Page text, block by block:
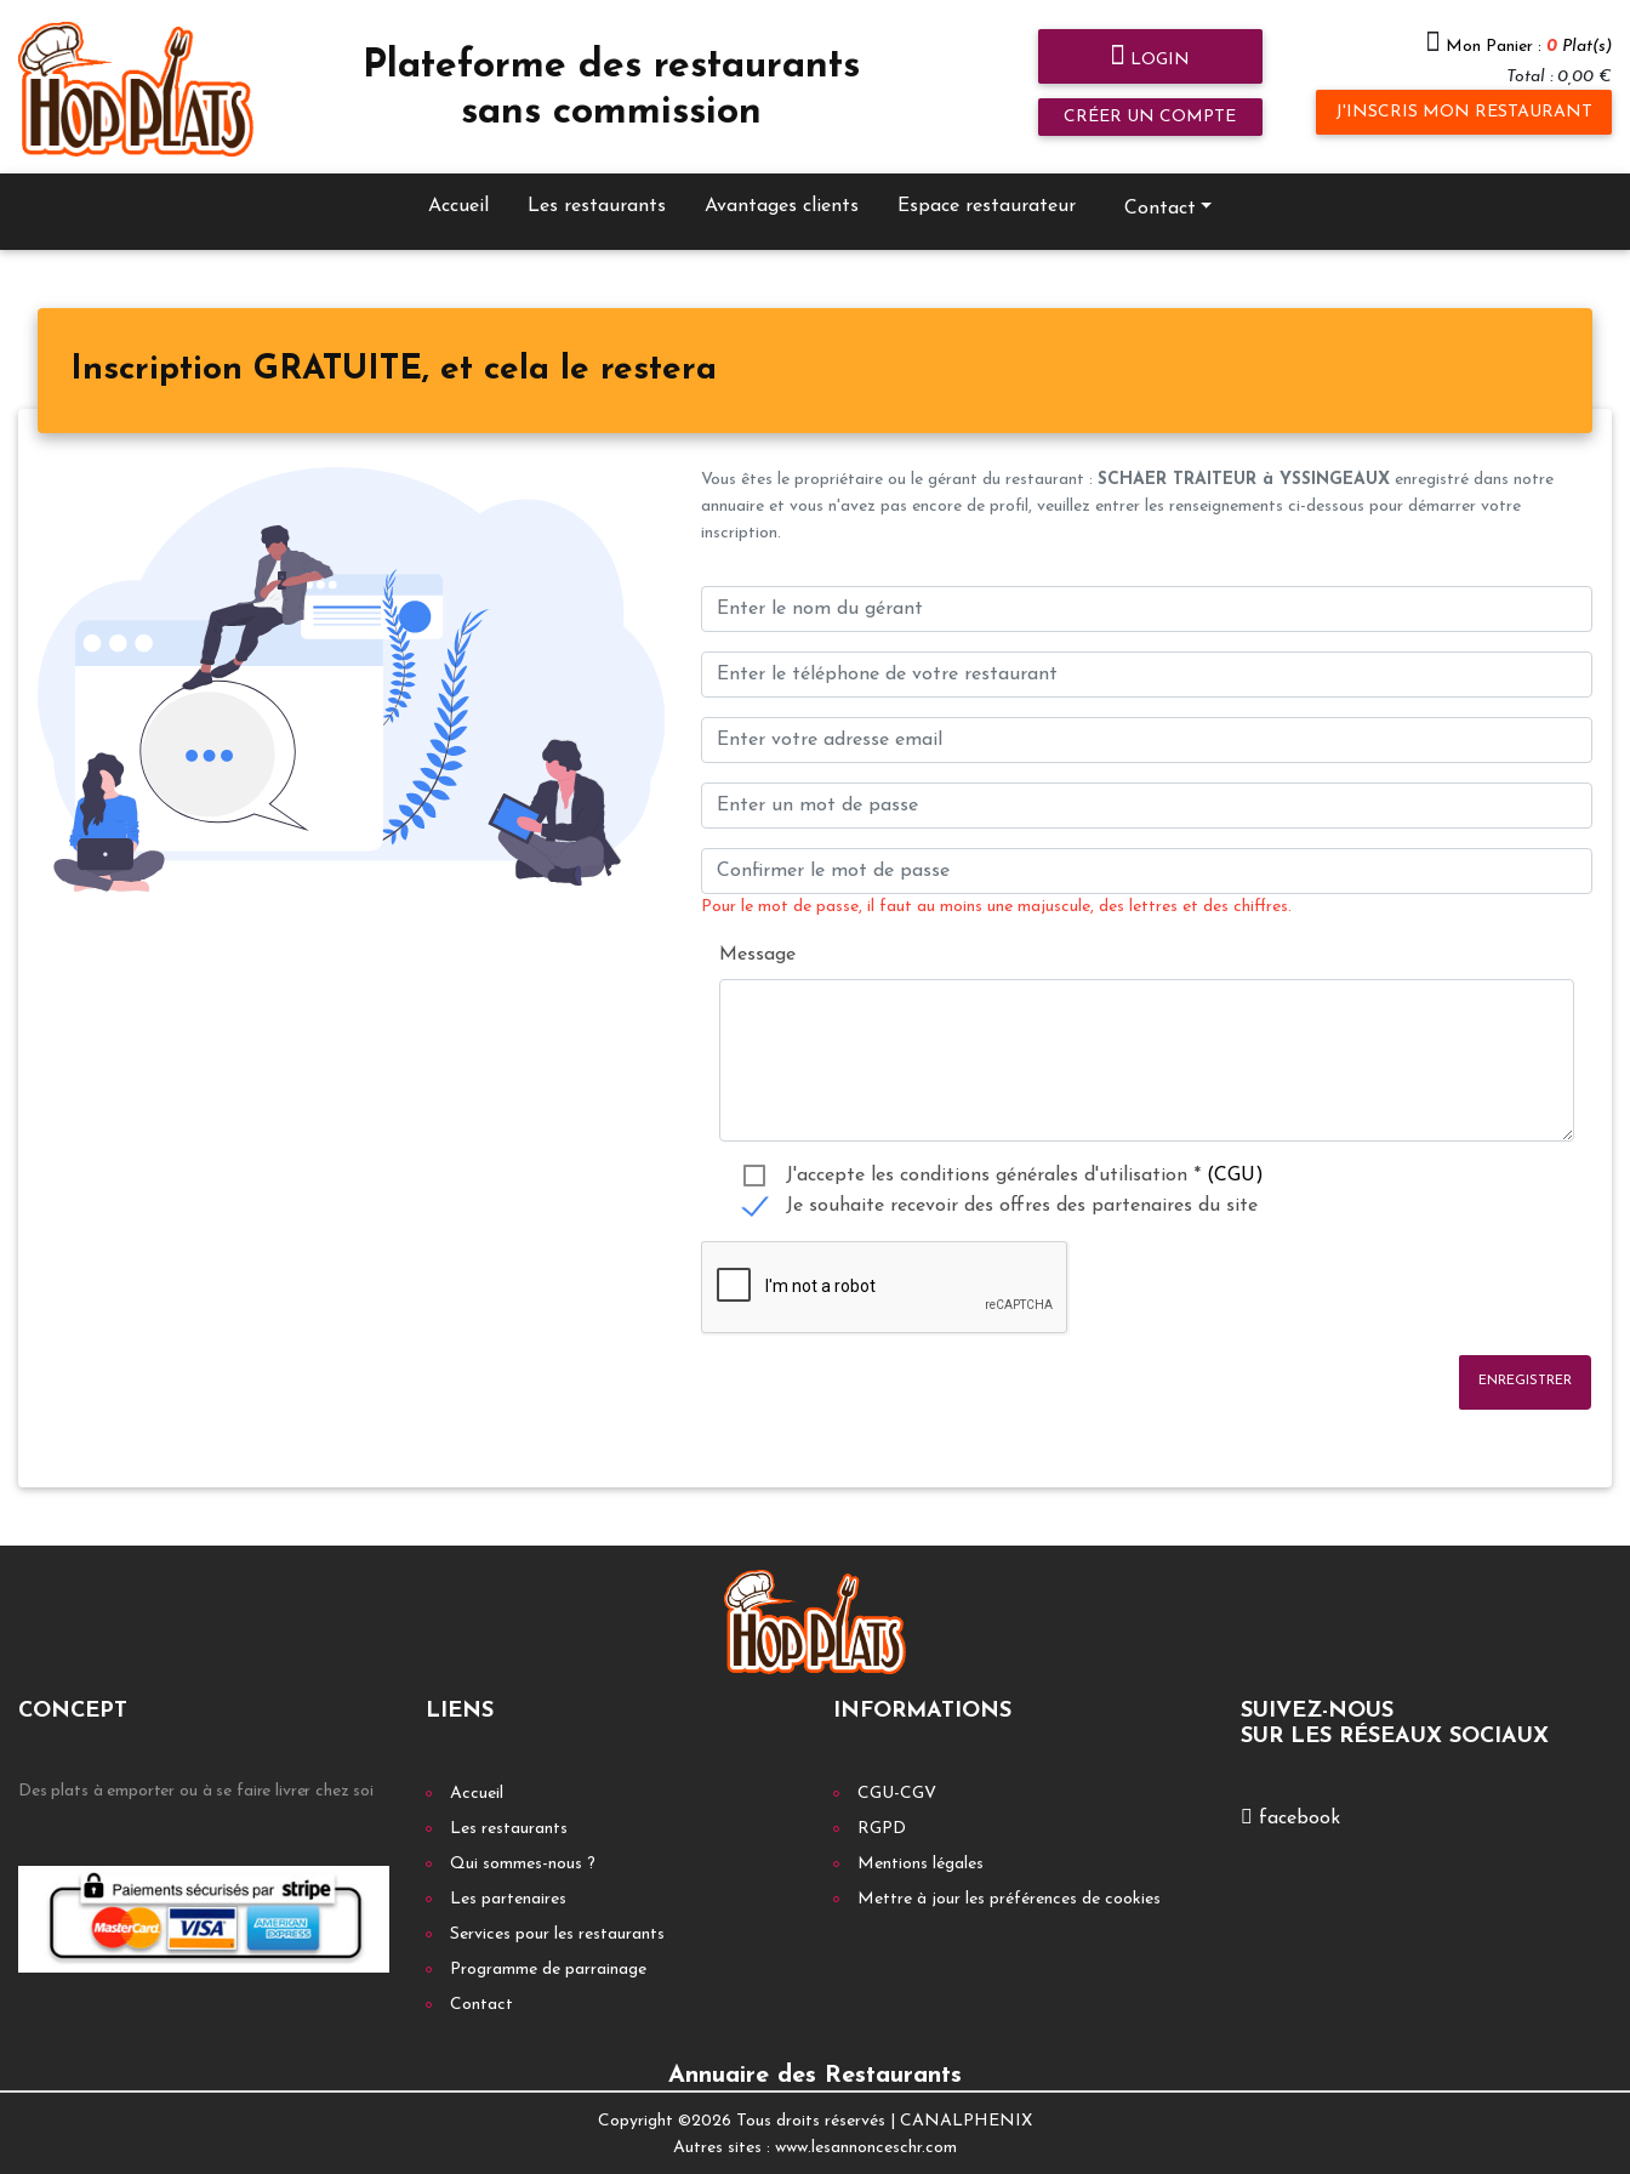
Plateforme des restaurants
sans commission
LOGIN
CRÉER UN COMPTE
Mon Panier : 0 Plat(s)
Total : 0,00 €
J'INSCRIS MON RESTAURANT
Accueil Les restaurants Avantages clients Espace restaurateur Contact
Inscription GRATUITE, et cela le restera
Vous êtes le propriétaire ou le gérant du restaurant : SCHAER TRAITEUR à YSSINGEAUXenregistré dans notre
annuaire et vous n'avez pas encore de profil, veuillez entrer les renseignements ci-dessous pour démarrer votre
inscription.
Pour le mot de passe, il faut au moins une majuscule, des lettres et des chiffres.
Message
J'accepte les conditions générales d'utilisation * (CGU)
Je souhaite recevoir des offres des partenaires du site
ENREGISTRER
CONCEPT
Des plats à emporter ou à se faire livrer chez soi
LIENS
Accueil
Les restaurants
Qui sommes-nous ?
Les partenaires
Services pour les restaurants
Programme de parrainage
Contact
INFORMATIONS
CGU-CGV
RGPD
Mentions légales
Mettre à jour les préférences de cookies
SUIVEZ-NOUS
SUR LES RÉSEAUX SOCIAUX
facebook
Annuaire des Restaurants
Copyright ©2026 Tous droits réservés | CANALPHENIX
Autres sites : www.lesannonceschr.com